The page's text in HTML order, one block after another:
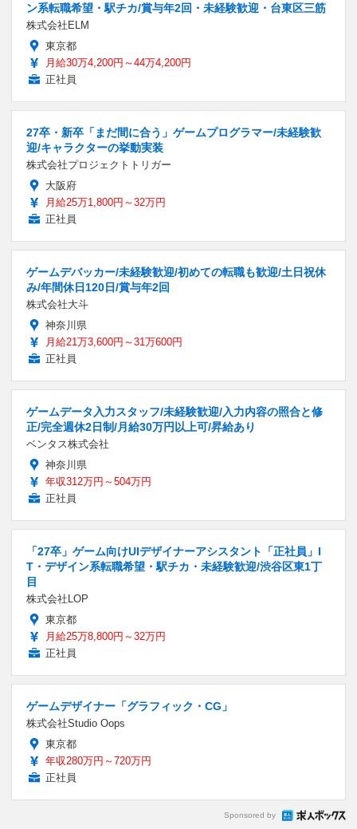
ン系転職希望・駅チカ/賞与年2回・未経験歓迎・台東区三筋
株式会社ELM
東京都
月給30万4,200円～44万4,200円
正社員
27卒・新卒「まだ間に合う」ゲームプログラマー/未経験歓
迎/キャラクターの挙動実装
株式会社プロジェクトトリガー
大阪府
月給25万1,800円～32万円
正社員
ゲームデバッカー/未経験歓迎/初めての転職も歓迎/土日祝休
み/年間休日120日/賞与年2回
株式会社大斗
神奈川県
月給21万3,600円～31万600円
正社員
ゲームデータ入力スタッフ/未経験歓迎/入力内容の照合と修
正/完全週休2日制/月給30万円以上可/昇給あり
ベンタス株式会社
神奈川県
年収312万円～504万円
正社員
「27卒」ゲーム向けUIデザイナーアシスタント「正社員」I
T・デザイン系転職希望・駅チカ・未経験歓迎/渋谷区東1丁
目
株式会社LOP
東京都
月給25万8,800円～32万円
正社員
ゲームデザイナー「グラフィック・CG」
株式会社Studio Oops
東京都
年収280万円～720万円
正社員
Sponsored by